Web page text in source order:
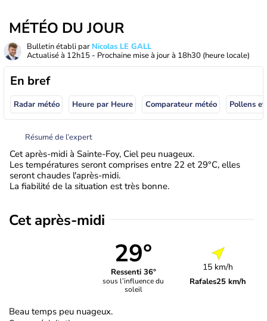
MÉTÉO DU JOUR
Bulletin établi par Nicolas LE GALL
Actualisé à 12h15 - Prochaine mise à jour à 18h30 (heure locale)
En bref
Radar météo Heure par Heure Comparateur météo Pollens
Résumé de l’expert
Cet après-midi à Sainte-Foy, Ciel peu nuageux.
Les températures seront comprises entre 22 et 29°C, elles
seront chaudes l'après-midi.
La fiabilité de la situation est très bonne.
Cet après-midi
29°
Ressenti 36°
sous l’influence du
soleil
15 km/h
Rafales25 km/h
Beau temps peu nuageux.